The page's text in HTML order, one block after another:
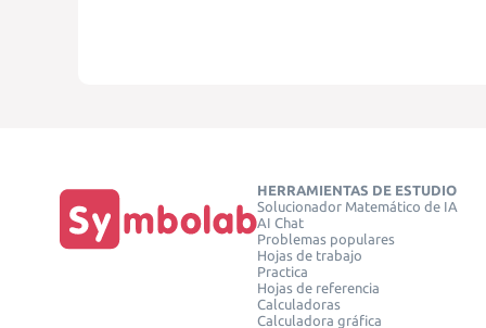
HERRAMIENTAS DE ESTUDIO
Solucionador Matemático de IA
AI Chat
Problemas populares
Hojas de trabajo
Practica
Hojas de referencia
Calculadoras
Calculadora gráfica